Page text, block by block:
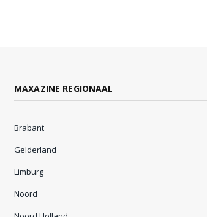
MAXAZINE REGIONAAL
Brabant
Gelderland
Limburg
Noord